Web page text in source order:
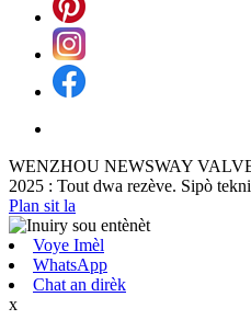
WENZHOU NEWSWAY
2025 : Tout dwa rezève. Sipò
Plan sit la
Voye Imèl
WhatsApp
Chat an dirèk
x